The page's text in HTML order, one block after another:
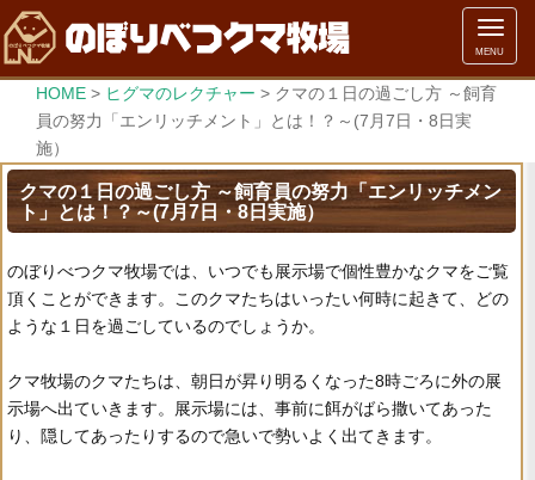
メ
ニ
ュ
MENU
HOME > ヒグマのレクチャー > クマの１日の過ごし方 ～飼育
員の努力「エンリッチメント」とは！？～(7月7日・8日実
施）
クマの１日の過ごし方 ～飼育員の努力「エンリッチメン
ト」とは！？～(7月7日・8日実施）
のぼりべつクマ牧場では、いつでも展示場で個性豊かなクマをご覧
頂くことができます。このクマたちはいったい何時に起きて、どの
ような１日を過ごしているのでしょうか。
クマ牧場のクマたちは、朝日が昇り明るくなった8時ごろに外の展
示場へ出ていきます。展示場には、事前に餌がばら撒いてあった
り、隠してあったりするので急いで勢いよく出てきます。